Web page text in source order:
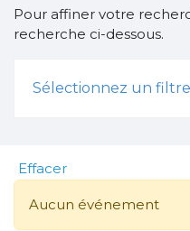
Pour affiner votre
recherche ci-dessous.
Sélectionnez un
Effacer
Aucun événement